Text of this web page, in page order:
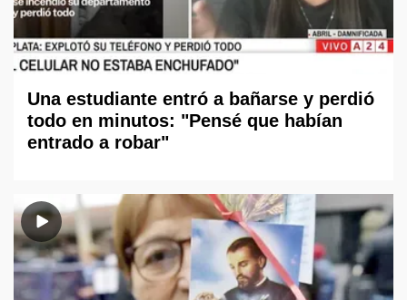
Una estudiante entró a bañarse y perdió
todo en minutos: "Pensé que habían
entrado a robar"